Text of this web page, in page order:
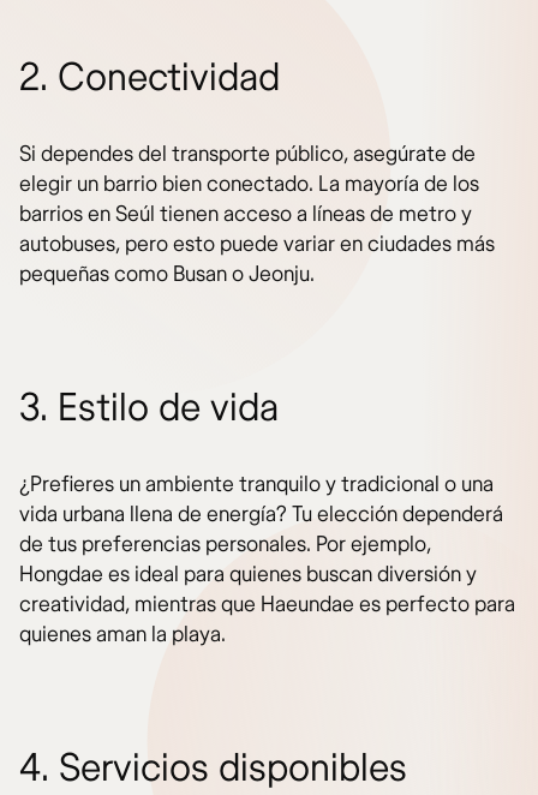
2. Conectividad
Si dependes del transporte público, asegúrate de
elegir un barrio bien conectado. La mayoría de los
barrios en Seúl tienen acceso a líneas de metro y
autobuses, pero esto puede variar en ciudades más
pequeñas como Busan o Jeonju.
3. Estilo de vida
¿Prefieres un ambiente tranquilo y tradicional o una
vida urbana llena de energía? Tu elección dependerá
de tus preferencias personales. Por ejemplo,
Hongdae es ideal para quienes buscan diversión y
creatividad, mientras que Haeundae es perfecto para
quienes aman la playa.
4. Servicios disponibles